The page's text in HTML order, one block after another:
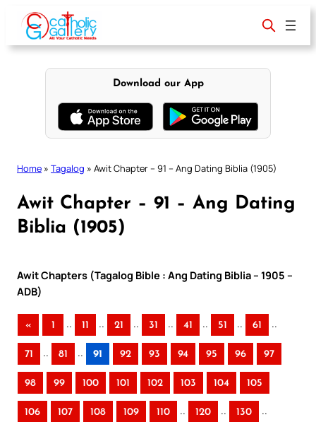
content
Download our App
Home » Tagalog » Awit Chapter – 91 – Ang Dating Biblia (1905)
Awit Chapter – 91 – Ang Dating
Biblia (1905)
Awit Chapters (Tagalog Bible : Ang Dating Biblia – 1905 –
ADB)
« 1 .. 11 .. 21 .. 31 .. 41 .. 51 .. 61 ..
71 .. 81 .. 91 92 93 94 95 96 97
98 99 100 101 102 103 104 105
106 107 108 109 110 .. 120 .. 130 ..